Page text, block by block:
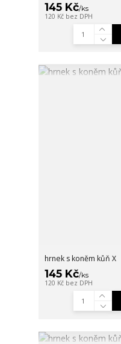
145 Kč/ks
120 Kč bez DPH
hrnek s koněm kůň X
145 Kč/ks
120 Kč bez DPH